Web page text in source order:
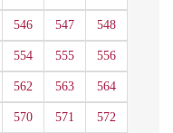
546 547 548
554 555 556
562 563 564
570 571 572